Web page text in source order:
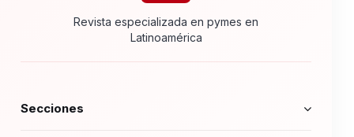
Revista especializada en pymes en
Latinoamérica
Secciones